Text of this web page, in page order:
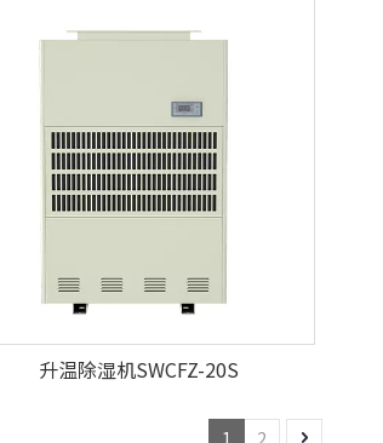
升温除湿机SWCFZ-20S
1 2